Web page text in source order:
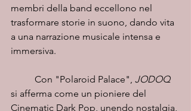
membri della band eccellono nel
trasformare storie in suono, dando vita
a una narrazione musicale intensa e
immersiva.
	Con "Polaroid Palace",
JODOQ
si afferma come un pioniere del
Cinematic Dark Pop, unendo nostalgia,